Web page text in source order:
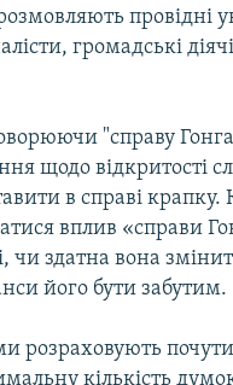
провідні
громадські
"справу
щодо відкритості
в справі крапку.
вплив «справи
чи здатна вона
його бути забутим.
розраховують почути
кількість